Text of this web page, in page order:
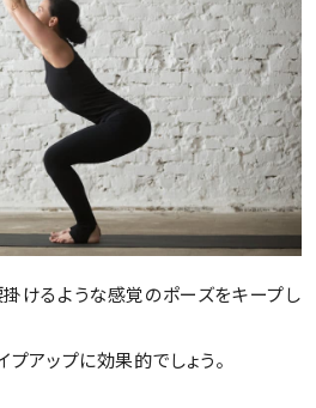
けるような感覚のポーズをキープし
アップに効果的でしょう。